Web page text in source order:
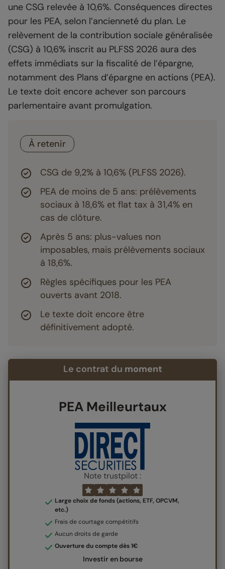
une CSG relevée à 10,6%. Conséquences directes
pour les PEA, selon l’ancienneté du plan. Le
relèvement de la contribution sociale généralisée
(CSG) à 10,6% inscrit au PLFSS 2026 aura des
effets immédiats sur la fiscalité de l’épargne,
notamment des Plans d’épargne en actions (PEA).
Le texte doit encore achever son parcours
parlementaire avant promulgation.
À retenir
CSG de 9,2% à 10,6% (PLFSS 2026).
PEA de moins de 5 ans: prélèvements
sociaux à 18,6% et flat tax à 31,4% en
cas de clôture.
Après 5 ans: plus-values non
imposables, mais prélèvements sociaux
à 18,6%.
Règles spécifiques pour les PEA
ouverts avant 2018.
Le texte doit encore être
définitivement adopté.
Le contrat du moment
PEA Meilleurtaux
Note trustpilot :
Large choix de fonds (actions, ETF, OPCVM,
etc.)
Frais de courtage compétitifs
Aucun droits de garde
Ouverture du compte dès 1€
Investir en bourse